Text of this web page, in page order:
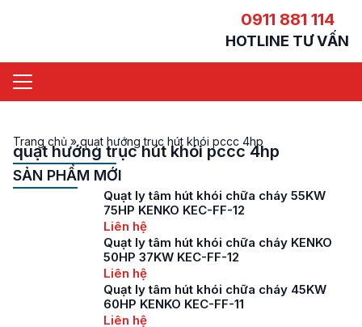
0911 881 114
HOTLINE TƯ VẤN
Trang chủ »quạt hướng trục hút khói pccc 4hp
quạt hướng trục hút khói pccc 4hp
SẢN PHẨM MỚI
Quạt ly tâm hút khói chữa cháy 55KW
75HP KENKO KEC-FF-12
Liên hệ
Quạt ly tâm hút khói chữa cháy KENKO
50HP 37KW KEC-FF-12
Liên hệ
Quạt ly tâm hút khói chữa cháy 45KW
60HP KENKO KEC-FF-11
Liên hệ